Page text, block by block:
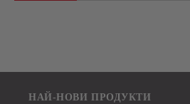
НАЙ-НОВИ ПРОДУКТИ